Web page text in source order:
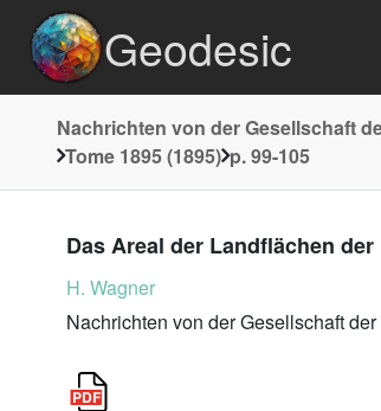
Geodesic
Nachrichten von der Gesellschaft
Tome 1895 (1895) p. 99-105
Das Areal der Landflächen
H. Wagner
Nachrichten von der Gesellschaft